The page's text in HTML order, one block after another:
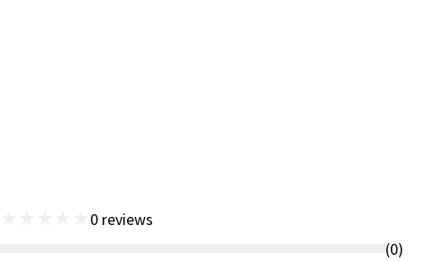
0 reviews
(0)